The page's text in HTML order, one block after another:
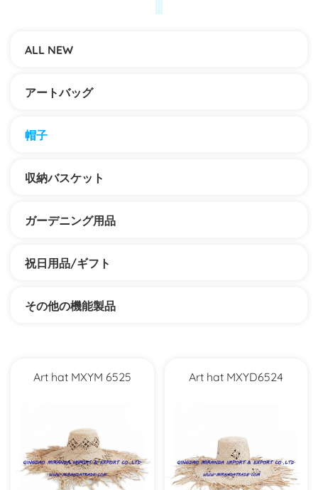
ALL NEW
アートバッグ
帽子
収納バスケット
ガーデニング用品
祝日用品/ギフト
その他の機能製品
Art hat MXYM 6525 Art hat MXYD6524